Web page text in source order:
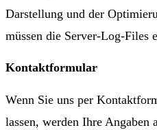
Darstellung und der
müssen die Server-Log-Files
Kontaktformular
Wenn Sie uns per
lassen, werden Ihre Angaben